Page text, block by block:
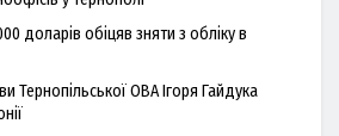
доларів обіцяв зняти з обліку в
Тернопільської ОВА Ігоря Гайдука